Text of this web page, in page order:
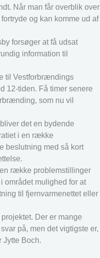
Når man får overblik over
og kan komme ud af
forsøger at få udsat
information til
til Vestforbrændings
12-tiden. Få timer senere
som nu vil
det en bydende
i en række
beslutning med så kort
række problemstillinger
området mulighed for at
til fjernvarmenettet eller
Der er mange
på, men det vigtigste er,
Jytte Boch.